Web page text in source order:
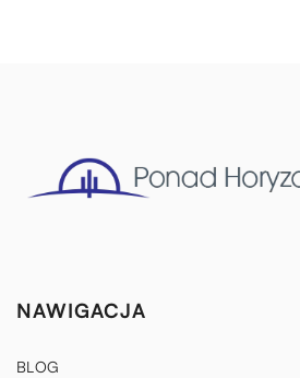
NAWIGACJA
BLOG